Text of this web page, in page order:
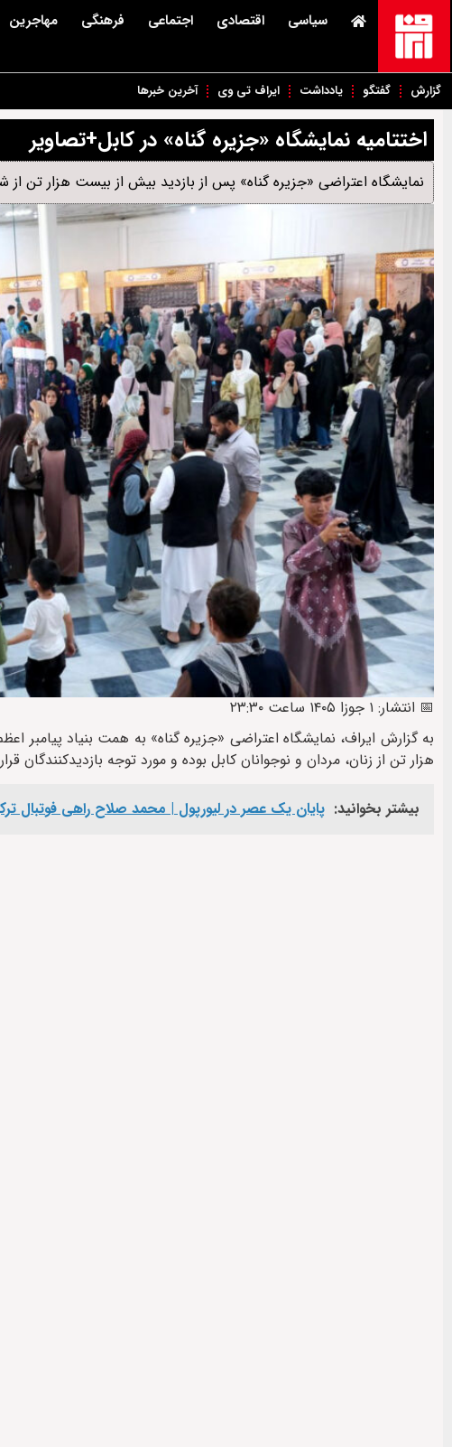
سیاسی اقتصادی اجتماعی فرهنگی مهاجرین
گزارش گفتگو یادداشت ایراف تی وی آخرین خبرها
اختتامیه نمایشگاه «جزیره گناه» در کابل+تصاویر
نمایشگاه اعتراضی «جزیره گناه» پس از بازدید بیش از بیست هزار تن از
📅 انتشار: ۱ جوزا ۱۴۰۵ ساعت ۲۳:۳۰
به گزارش ایراف، نمایشگاه اعتراضی «جزیره گناه» به همت بنیاد
هزار تن از زنان، مردان و نوجوانان کابل بوده و مورد توجه بازدیدکنندگان
بیشتر بخوانید: پایان یک عصر در لیورپول | محمد صلاح راهی فوتبال